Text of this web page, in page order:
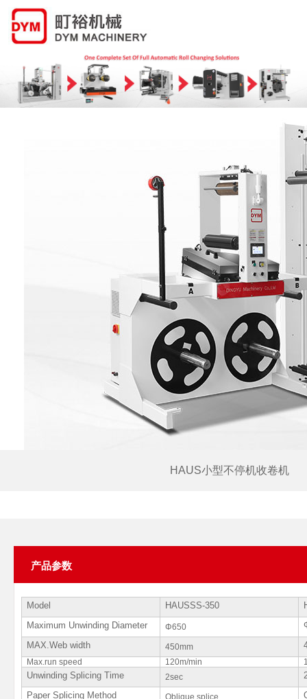
HAUS小型不停机收卷机
产品参数
Model HAUSSS-350
Maximum Unwinding Diameter
Φ650
MAX.Web width
450mm
Max.run speed 120m/min
Unwinding Splicing Time 2sec
Paper Splicing Method
Oblique splice